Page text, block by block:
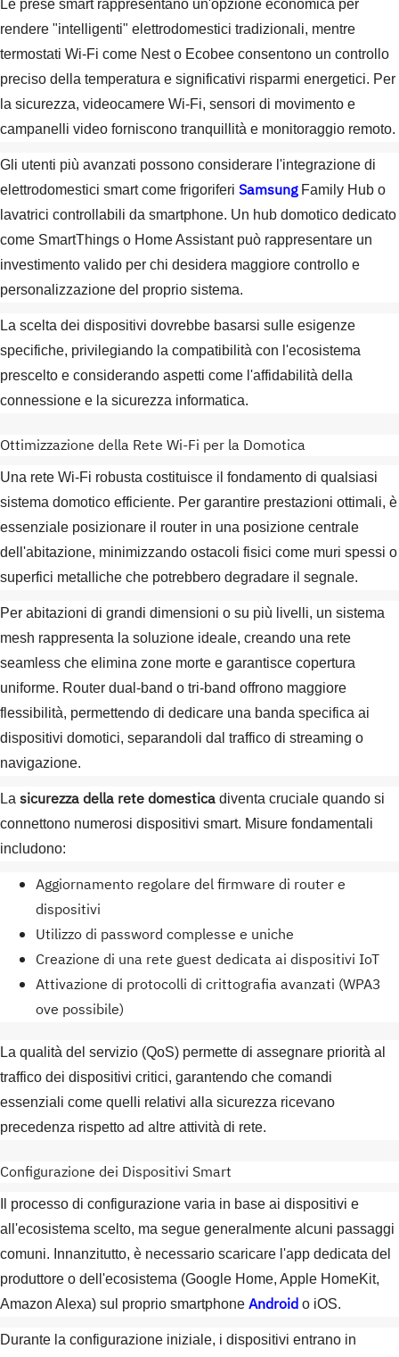
Le prese smart rappresentano un'opzione economica per
rendere "intelligenti" elettrodomestici tradizionali, mentre
termostati Wi-Fi come Nest o Ecobee consentono un controllo
preciso della temperatura e significativi risparmi energetici. Per
la sicurezza, videocamere Wi-Fi, sensori di movimento e
campanelli video forniscono tranquillità e monitoraggio remoto.
Gli utenti più avanzati possono considerare l'integrazione di
elettrodomestici smart come frigoriferi SamsungFamily Hub o
lavatrici controllabili da smartphone. Un hub domotico dedicato
come SmartThings o Home Assistant può rappresentare un
investimento valido per chi desidera maggiore controllo e
personalizzazione del proprio sistema.
La scelta dei dispositivi dovrebbe basarsi sulle esigenze
specifiche, privilegiando la compatibilità con l'ecosistema
prescelto e considerando aspetti come l'affidabilità della
connessione e la sicurezza informatica.
Ottimizzazione della Rete Wi-Fi per la Domotica
Una rete Wi-Fi robusta costituisce il fondamento di qualsiasi
sistema domotico efficiente. Per garantire prestazioni ottimali, è
essenziale posizionare il router in una posizione centrale
dell'abitazione, minimizzando ostacoli fisici come muri spessi o
superfici metalliche che potrebbero degradare il segnale.
Per abitazioni di grandi dimensioni o su più livelli, un sistema
mesh rappresenta la soluzione ideale, creando una rete
seamless che elimina zone morte e garantisce copertura
uniforme. Router dual-band o tri-band offrono maggiore
flessibilità, permettendo di dedicare una banda specifica ai
dispositivi domotici, separandoli dal traffico di streaming o
navigazione.
La sicurezza della rete domestica diventa cruciale quando si
connettono numerosi dispositivi smart. Misure fondamentali
includono:
Aggiornamento regolare del firmware di router e
dispositivi
Utilizzo di password complesse e uniche
Creazione di una rete guest dedicata ai dispositivi IoT
Attivazione di protocolli di crittografia avanzati (WPA3
ove possibile)
La qualità del servizio (QoS) permette di assegnare priorità al
traffico dei dispositivi critici, garantendo che comandi
essenziali come quelli relativi alla sicurezza ricevano
precedenza rispetto ad altre attività di rete.
Configurazione dei Dispositivi Smart
Il processo di configurazione varia in base ai dispositivi e
all'ecosistema scelto, ma segue generalmente alcuni passaggi
comuni. Innanzitutto, è necessario scaricare l'app dedicata del
produttore o dell'ecosistema (Google Home, Apple HomeKit,
Amazon Alexa) sul proprio smartphone Android o iOS.
Durante la configurazione iniziale, i dispositivi entrano in